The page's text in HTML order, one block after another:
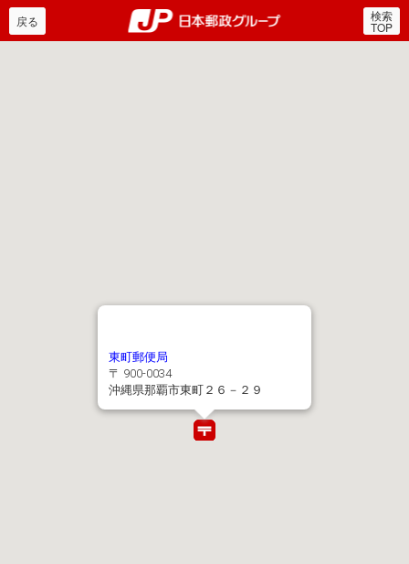
郵便局・日本郵政グルー
戻る 検索
TOP
東町郵便局
〒 900-0034
沖縄県那覇市東町２６－２９